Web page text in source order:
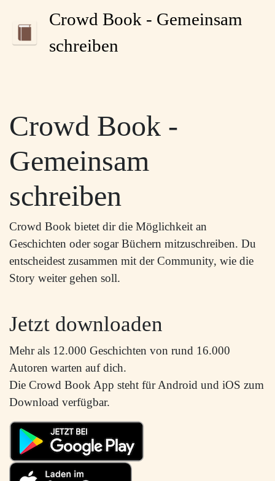
Crowd Book - Gemeinsam
schreiben
Crowd Book -
Gemeinsam
schreiben
Crowd Book bietet dir die Möglichkeit an
Geschichten oder sogar Büchern mitzuschreiben. Du
entscheidest zusammen mit der Community, wie die
Story weiter gehen soll.
Jetzt downloaden
Mehr als 12.000 Geschichten von rund 16.000
Autoren warten auf dich.
Die Crowd Book App steht für Android und iOS zum
Download verfügbar.